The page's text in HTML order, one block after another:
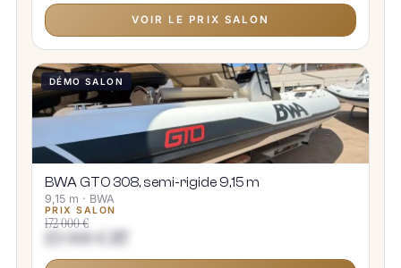
VOIR LE PRIX SALON
DÉMO SALON
BWA GTO 308, semi-rigide 9,15 m
9,15 m · BWA
PRIX SALON
172 000 €
153 000 € HT